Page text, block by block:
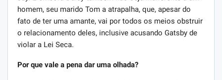
homem, seu marido Tom a atrapalha, que, apesar do
fato de ter uma amante, vai por todos os meios obstruir
o relacionamento deles, inclusive acusando Gatsby de
violar a Lei Seca.
Por que vale a pena dar uma olhada?